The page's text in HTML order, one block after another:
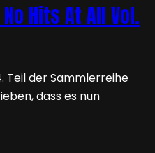
No Hits At All Vol.
Teil der Sammlerreihe
dass es nun